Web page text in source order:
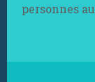
personnes